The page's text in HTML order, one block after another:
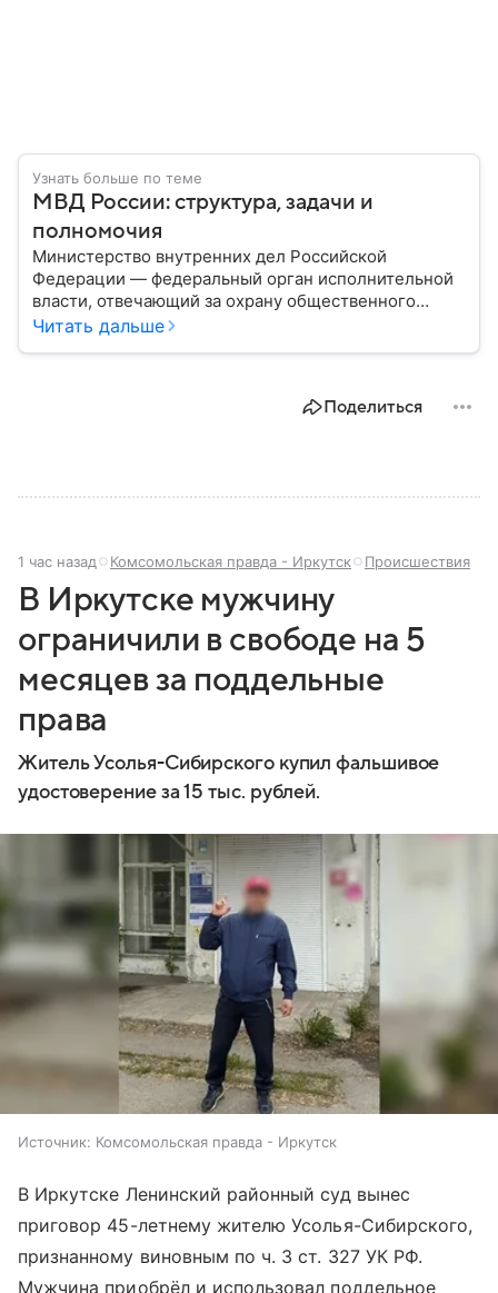
Узнать больше по теме
МВД России: структура, задачи и
полномочия
Министерство внутренних дел Российской
Федерации — федеральный орган исполнительной
власти, отвечающий за охрану общественного
порядка, борьбу с преступностью, обеспечение
России, какие задачи выполняет министерство, как
Читать дальше
Поделиться
1 час назад Комсомольская правда - Иркутск Происшествия
В Иркутске мужчину
ограничили в свободе на 5
месяцев за поддельные
права
Житель Усолья-Сибирского купил фальшивое
удостоверение за 15 тыс. рублей.
Источник: Комсомольская правда - Иркутск
В Иркутске Ленинский районный суд вынес
приговор 45-летнему жителю Усолья-Сибирского,
признанному виновным по ч. 3 ст. 327 УК РФ.
Мужчина приобрёл и использовал поддельное